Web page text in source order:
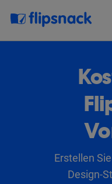
Erstellen
Design-